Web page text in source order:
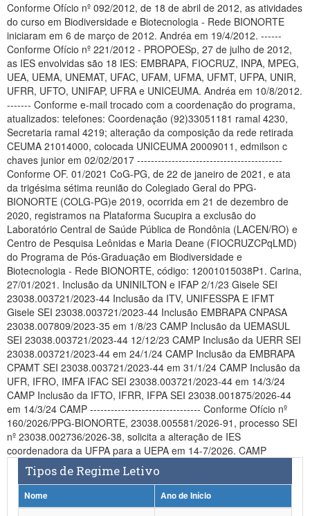
Ministério da Mulher, da Família e dos Direitos Humanos
Secretaria de Governo
Advocacia-Geral da União
Conforme Ofício nº 092/2012, de 18 de abril de 2012, as atividades
do curso em Biodiversidade e Biotecnologia - Rede BIONORTE
iniciaram em 6 de março de 2012. Andréa em 19/4/2012. ------
Conforme Ofício nº 221/2012 - PROPOESp, 27 de julho de 2012,
as IES envolvidas são 18 IES: EMBRAPA, FIOCRUZ, INPA, MPEG,
UEA, UEMA, UNEMAT, UFAC, UFAM, UFMA, UFMT, UFPA, UNIR,
UFRR, UFTO, UNIFAP, UFRA e UNICEUMA. Andréa em 10/8/2012.
------- Conforme e-mail trocado com a coordenação do programa,
atualizados: telefones: Coordenação (92)33051181 ramal 4230,
Secretaria ramal 4219; alteração da composição da rede retirada
CEUMA 21014000, colocada UNICEUMA 20009011, edmilson c
chaves junior em 02/02/2017 ------------------------------------------
Conforme OF. 01/2021 CoG-PG, de 22 de janeiro de 2021, e ata
da trigésima sétima reunião do Colegiado Geral do PPG-
BIONORTE (COLG-PG)e 2019, ocorrida em 21 de dezembro de
2020, registramos na Plataforma Sucupira a exclusão do
Laboratório Central de Saúde Pública de Rondônia (LACEN/RO) e
Centro de Pesquisa Leônidas e Maria Deane (FIOCRUZCPqLMD)
do Programa de Pós-Graduação em Biodiversidade e
Biotecnologia - Rede BIONORTE, código: 12001015038P1. Carina,
27/01/2021. Inclusão da UNINILTON e IFAP 2/1/23 Gisele SEI
23038.003721/2023-44 Inclusão da ITV, UNIFESSPA E IFMT
Gisele SEI 23038.003721/2023-44 Inclusão EMBRAPA CNPASA
23038.007809/2023-35 em 1/8/23 CAMP Inclusão da UEMASUL
SEI 23038.003721/2023-44 12/12/23 CAMP Inclusão da UERR SEI
23038.003721/2023-44 em 24/1/24 CAMP Inclusão da EMBRAPA
CPAMT SEI 23038.003721/2023-44 em 31/1/24 CAMP Inclusão da
UFR, IFRO, IMFA IFAC SEI 23038.003721/2023-44 em 14/3/24
CAMP Inclusão da IFTO, IFRR, IFPA SEI 23038.001875/2026-44
em 14/3/24 CAMP -------------------------------- Conforme Ofício nº
160/2026/PPG-BIONORTE, 23038.005581/2026-91, processo SEI
nº 23038.002736/2026-38, solicita a alteração de IES
coordenadora da UFPA para a UEPA em 14-7/2026. CAMP
Tipos de Regime Letivo
Nome
Ano de Início